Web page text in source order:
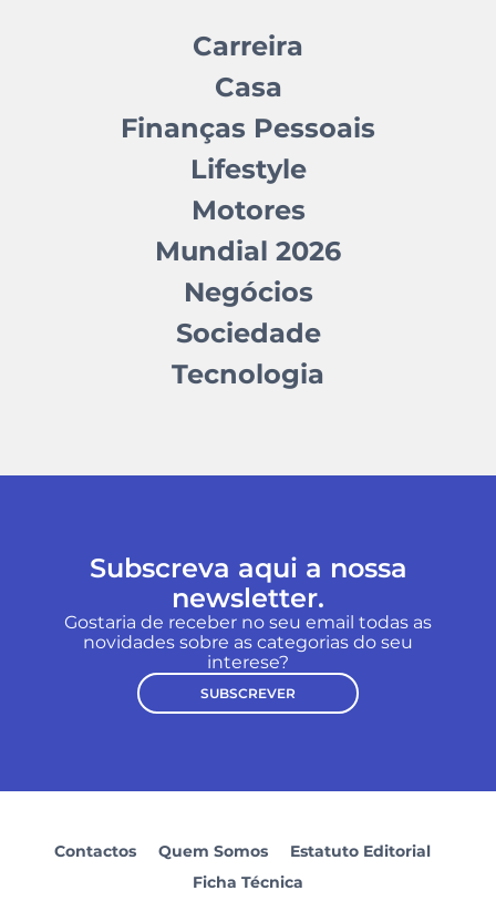
Carreira
Casa
Finanças Pessoais
Lifestyle
Motores
Mundial 2026
Negócios
Sociedade
Tecnologia
Subscreva aqui a nossa
newsletter.
Gostaria de receber no seu email todas as
novidades sobre as categorias do seu
interese?
SUBSCREVER
Contactos Quem Somos
Estatuto Editorial
Ficha Técnica